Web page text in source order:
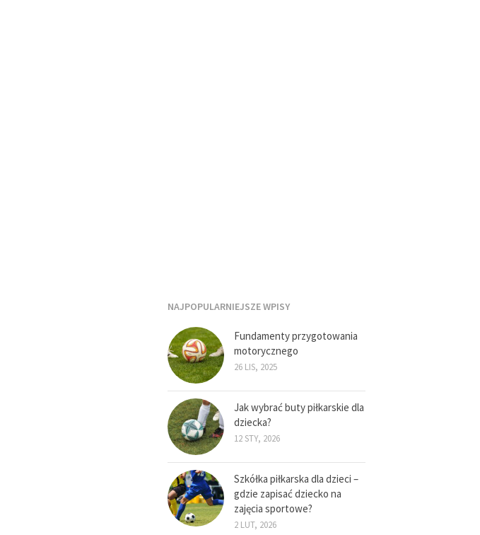
NAJPOPULARNIEJSZE WPISY
Fundamenty przygotowania
motorycznego
26 LIS, 2025
Jak wybrać buty piłkarskie dla
dziecka?
12 STY, 2026
Szkółka piłkarska dla dzieci –
gdzie zapisać dziecko na
zajęcia sportowe?
2 LUT, 2026